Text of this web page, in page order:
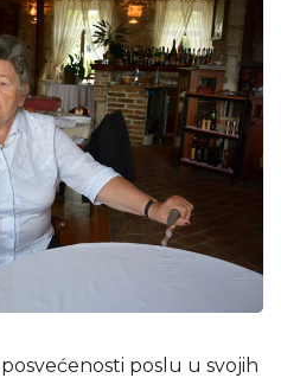
poslu u svojih